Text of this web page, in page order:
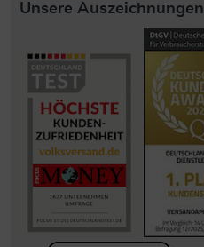
Unsere Auszeichnungen